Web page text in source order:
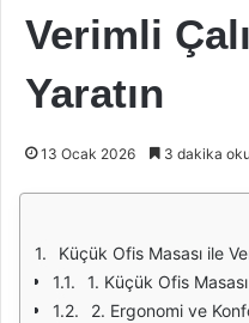
Verimli
Yaratın
13 Ocak 2026 3 dakika
Küçük Ofis Masası ile
1. Küçük Ofis
2. Ergonomi ve